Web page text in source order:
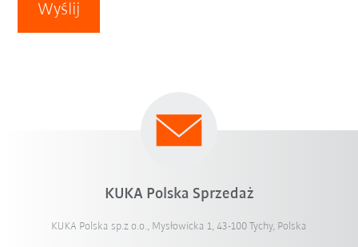
Wyślij
KUKA Polska Sprzedaż
KUKA Polska sp.z o.o., Mysłowicka 1, 43-100 Tychy, Polska